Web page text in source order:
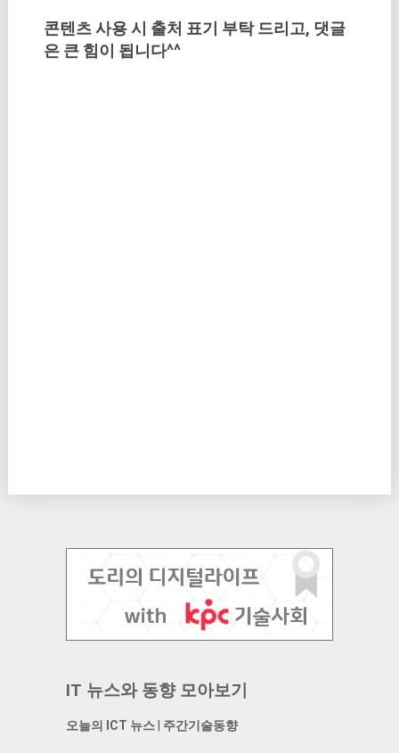
콘텐츠 사용 시 출처 표기 부탁 드리고, 댓글
은 큰 힘이 됩니다^^
IT 뉴스와 동향 모아보기
오늘의 ICT 뉴스| 주간기술동향